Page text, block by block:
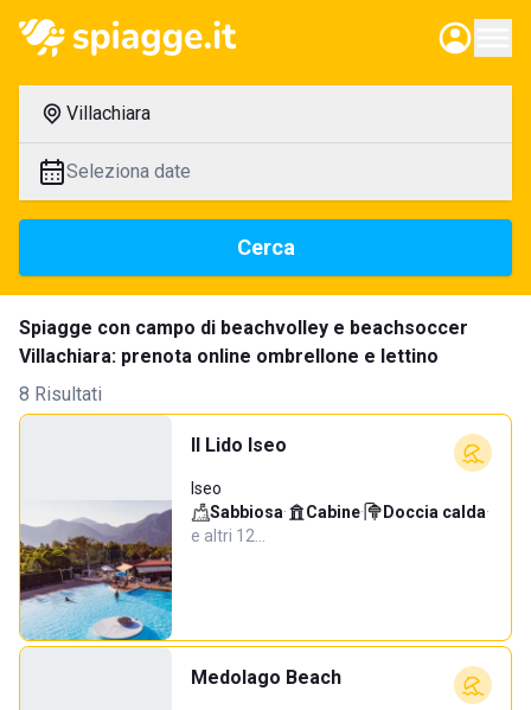
Villachiara
Seleziona date
Cerca
Spiagge con campo di beachvolley e beachsoccer
Villachiara: prenota online ombrellone e lettino
8 Risultati
Il Lido Iseo
Iseo
Sabbiosa· Cabine· Doccia calda·
e altri 12…
Medolago Beach